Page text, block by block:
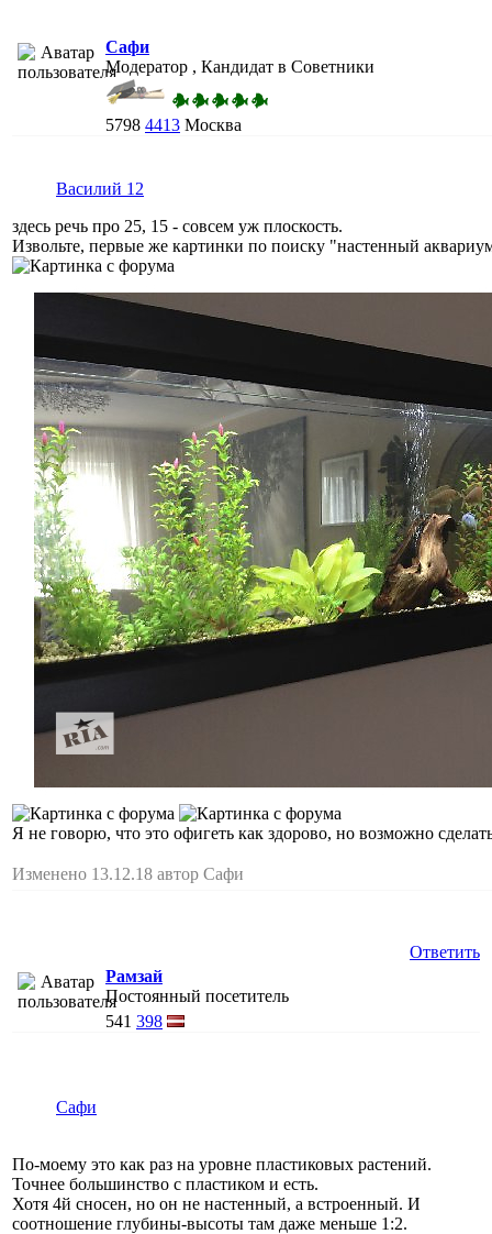
Сафи
Модератор , Кандидат в Советники
5798 4413 Москва
Василий 12
здесь речь про 25, 15 - совсем уж плоскость.
Извольте, первые же картинки по поиску "настенный
Я не говорю, что это офигеть как здорово, но возможно
Изменено 13.12.18 автор Сафи
Ответить
Рамзай
Постоянный посетитель
541 398
Сафи
По-моему это как раз на уровне пластиковых растений.
Точнее большинство с пластиком и есть.
Хотя 4й сносен, но он не настенный, а встроенный. И
соотношение глубины-высоты там даже меньше 1:2.